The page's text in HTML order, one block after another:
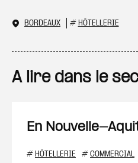
BORDEAUX # HÔTELLERIE
A lire dans le
En Nouvelle-
# HÔTELLERIE # COMMERCIAL